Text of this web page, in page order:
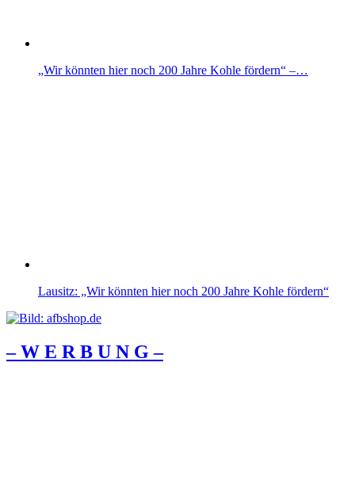
„Wir könnten hier noch 200 Jahre Kohle fördern“ –…
Lausitz: „Wir könnten hier noch 200 Jahre Kohle fördern“
– W Ε R Β U Ν G –